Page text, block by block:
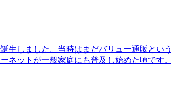
生しました。当時はまだバリュー通販という
ネットが一般家庭にも普及し始めた頃です。